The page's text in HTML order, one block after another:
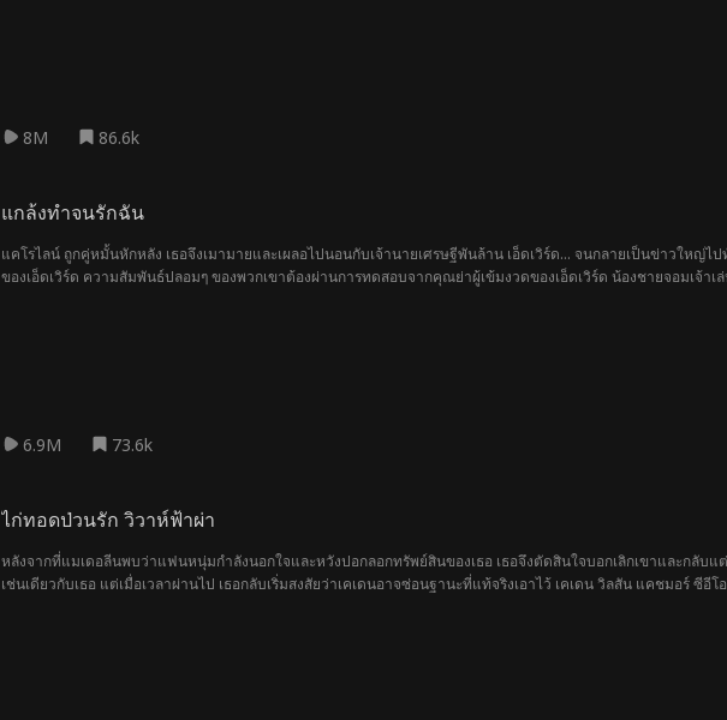
8M 86.6k
แกล้งทำจนรักฉัน
แคโรไลน์ ถูกคู่หมั้นหักหลัง เธอจึงเมามายและเผลอไปนอนกับเจ้านายเศรษฐีพันล้าน เอ็ดเวิร์ด... จนกลายเป็นข่าวใหญ่ไ
ของเอ็ดเวิร์ด ความสัมพันธ์ปลอมๆ ของพวกเขาต้องผ่านการทดสอบจากคุณย่าผู้เข้มงวดของเอ็ดเวิร์ด น้องชายจอมเจ้าเล่
6.9M 73.6k
ไก่ทอดป่วนรัก วิวาห์ฟ้าผ่า
หลังจากที่แมเดอลีนพบว่าแฟนหนุ่มกำลังนอกใจและหวังปอกลอกทรัพย์สินของเธอ เธอจึงตัดสินใจบอกเลิกเขาและกลับ
เช่นเดียวกับเธอ แต่เมื่อเวลาผ่านไป เธอกลับเริ่มสงสัยว่าเคเดนอาจซ่อนฐานะที่แท้จริงเอาไว้ เคเดน วิลสัน แคชมอร์ ซี